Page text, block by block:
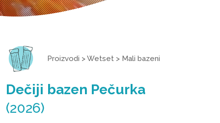
Proizvodi >Wetset > Mali bazeni
Dečiji bazen Pečurka
(2026)